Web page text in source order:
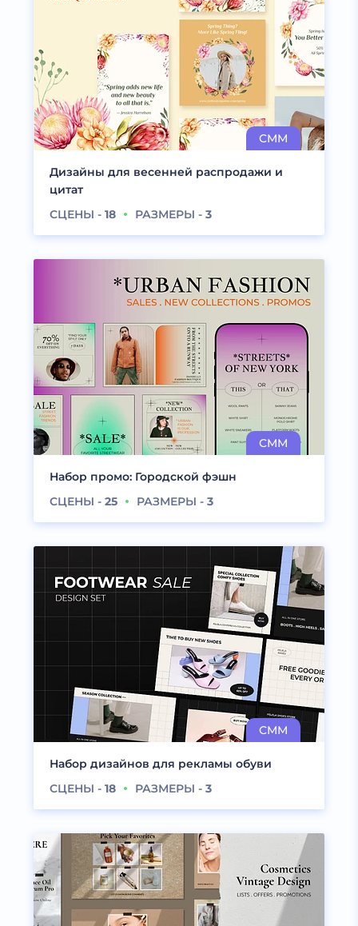
Дизайны для весенней распродажи и
цитат
СЦЕНЫ - 18 РАЗМЕРЫ - 3
Набор промо: Городской фэшн
СЦЕНЫ - 25 РАЗМЕРЫ - 3
Набор дизайнов для рекламы обуви
СЦЕНЫ - 18 РАЗМЕРЫ - 3